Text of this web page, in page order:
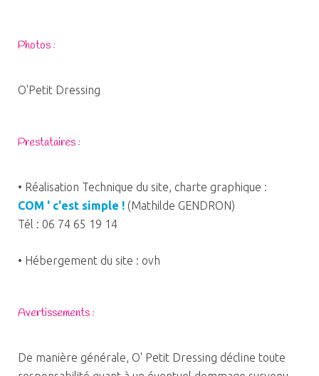
Photos :
O'Petit Dressing
Prestataires :
• Réalisation Technique du site, charte graphique :
COM ' c'est simple ! (Mathilde GENDRON)
Tél : 06 74 65 19 14
• Hébergement du site : ovh
Avertissements :
De manière générale, O' Petit Dressing décline toute